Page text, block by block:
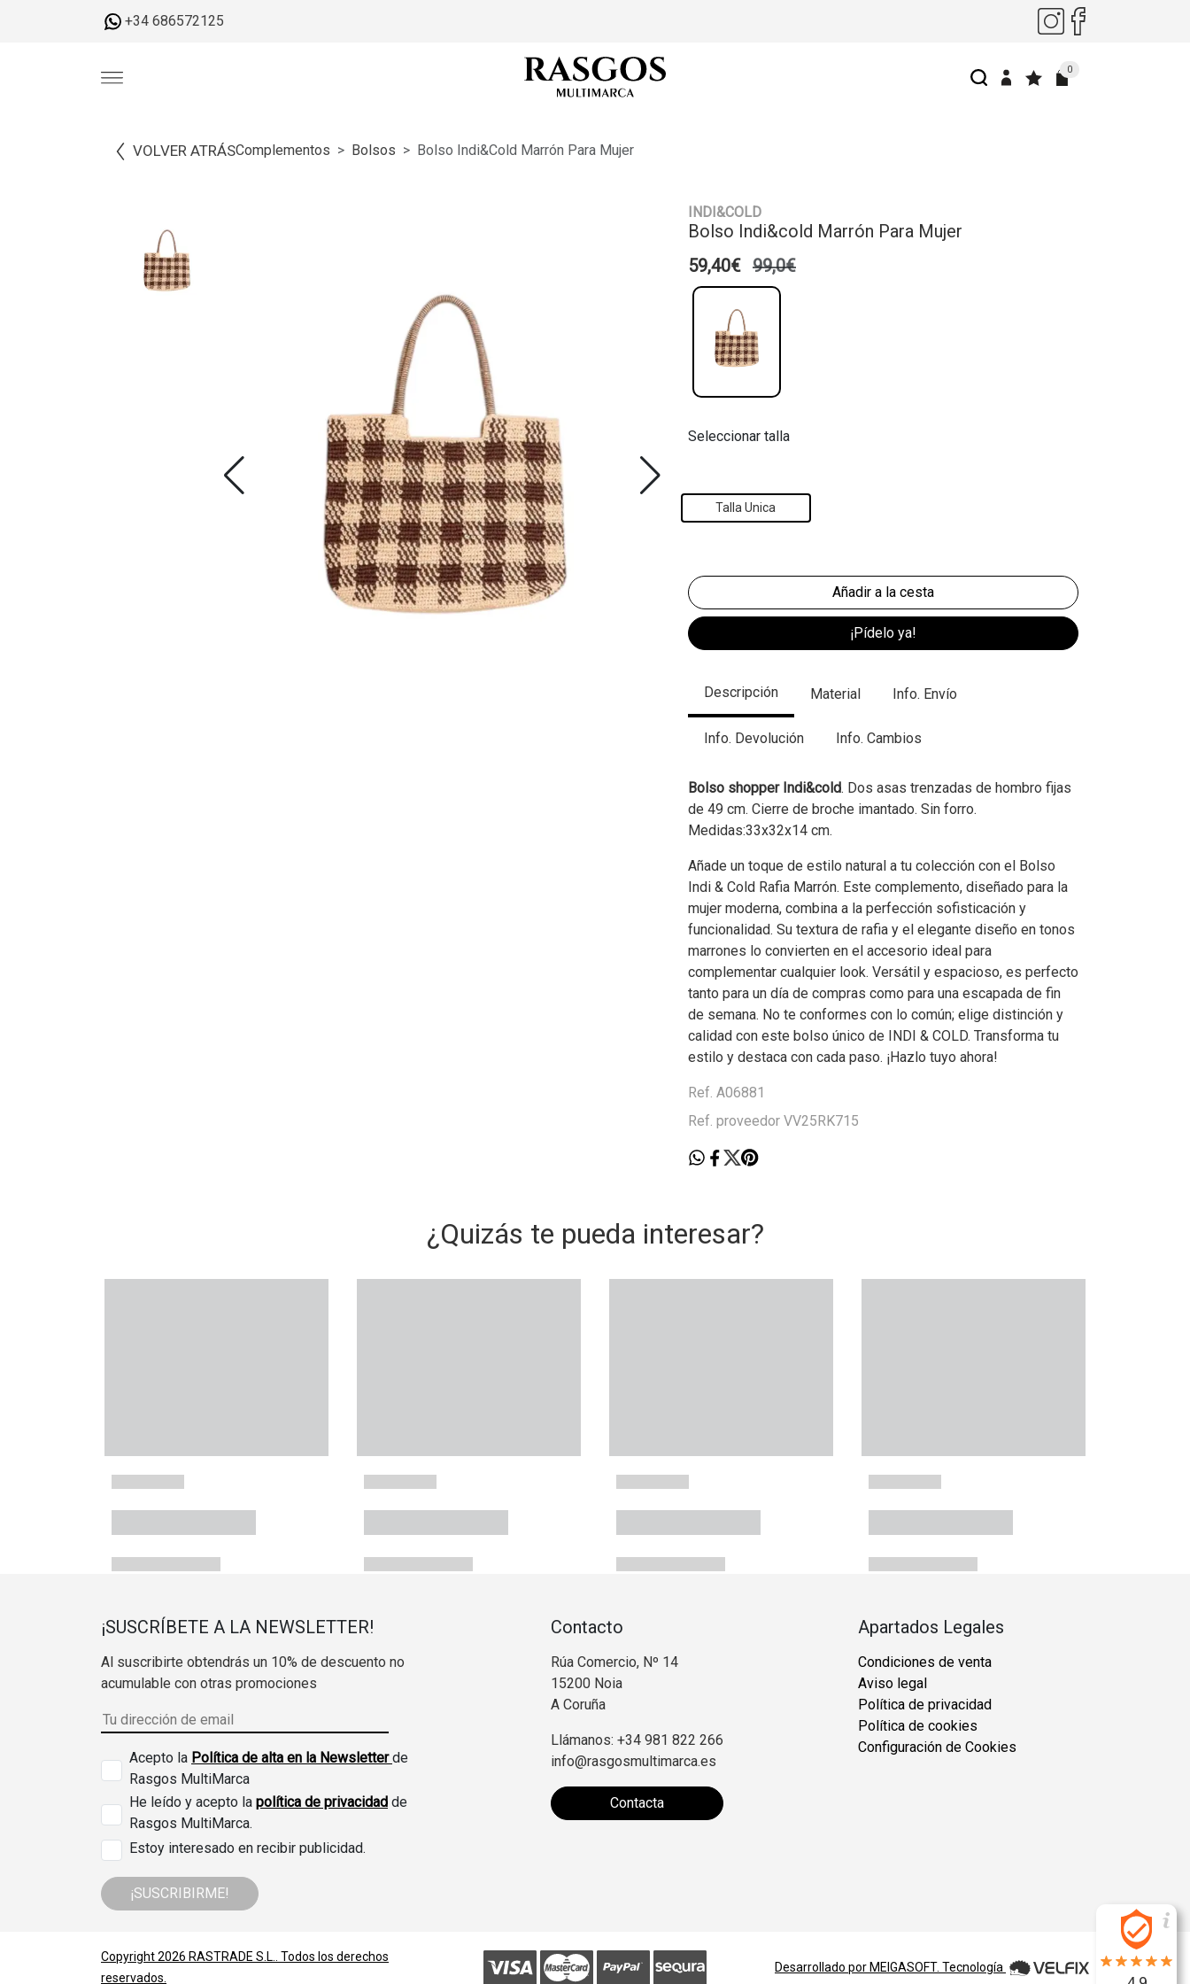
+34 686572125
0
VOLVER ATRÁSComplementos Bolsos Bolso Indi&cold Marrón Para Mujer
INDI&COLD
Bolso Indi&cold Marrón Para Mujer
59,40€ 99,0€
Seleccionar talla
Talla Unica
¡Pídelo ya!
Descripción Material Info. Envío
Info. Devolución Info. Cambios
Bolso shopper Indi&cold. Dos asas trenzadas de hombro fijas
de 49 cm. Cierre de broche imantado. Sin forro.
Medidas:33x32x14 cm.
Añade un toque de estilo natural a tu colección con el Bolso
Indi & Cold Rafia Marrón. Este complemento, diseñado para la
mujer moderna, combina a la perfección sofisticación y
funcionalidad. Su textura de rafia y el elegante diseño en tonos
marrones lo convierten en el accesorio ideal para
complementar cualquier look. Versátil y espacioso, es perfecto
tanto para un día de compras como para una escapada de fin
de semana. No te conformes con lo común; elige distinción y
calidad con este bolso único de INDI & COLD. Transforma tu
estilo y destaca con cada paso. ¡Hazlo tuyo ahora!
Ref. A06881
Ref. proveedor VV25RK715
¿Quizás te pueda interesar?
¡SUSCRÍBETE A LA NEWSLETTER!
Al suscribirte obtendrás un 10% de descuento no
acumulable con otras promociones
Acepto la Política de alta en la Newsletterde
Rasgos MultiMarca
He leído y acepto la política de privacidad de
Rasgos MultiMarca.
Estoy interesado en recibir publicidad.
¡SUSCRIBIRME!
Contacto
Rúa Comercio, Nº 14
15200 Noia
A Coruña
Llámanos: +34 981 822 266
info@rasgosmultimarca.es
Contacta
Apartados Legales
Condiciones de venta
Aviso legal
Política de privacidad
Política de cookies
Configuración de Cookies
Copyright 2026 RASTRADE S.L.. Todos los derechos
reservados.
Desarrollado por MEIGASOFT. Tecnología